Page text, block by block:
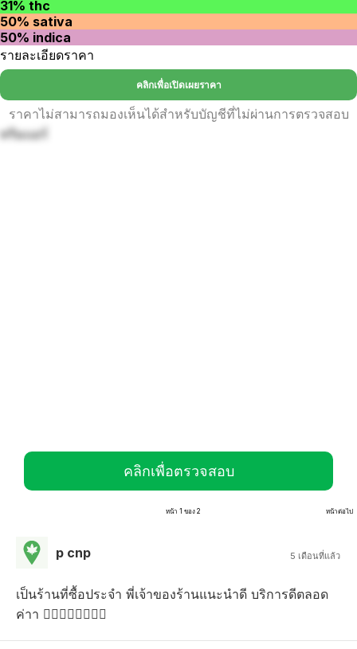
31% thc
50% sativa
50% indica
รายละเอียดราคา
คลิกเพื่อเปิดเผยราคา
ราคาไม่สามารถมองเห็นได้สำหรับบัญชีที่ไม่ผ่านการตรวจสอบ
ทริมแอร์
คลิกเพื่อตรวจสอบ
หน้า 1 ของ 2 หน้าต่อไป
p cnp 5 เดือนที่แล้ว
เป็นร้านที่ซื้อประจำ พี่เจ้าของร้านแนะนำดี บริการดีตลอด
ค่าา 👍🏻👍🏻👍🏻👍🏻